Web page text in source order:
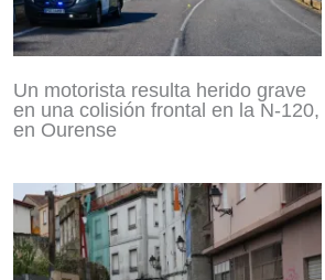
Un motorista resulta herido grave
en una colisión frontal en la N-120,
en Ourense